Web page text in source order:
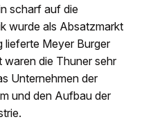
scharf auf die
wurde als Absatzmarkt
lieferte Meyer Burger
waren die Thuner sehr
Unternehmen der
und den Aufbau der